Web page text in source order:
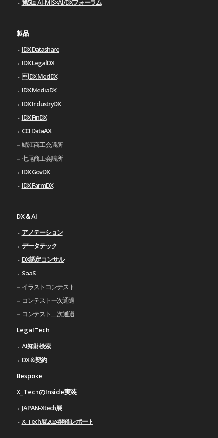
第5回 AI-MIS×AI/DXフォーラム
製品
IDX Datashare
IDX LegalDX
IDX MedDX
IDX MediaDX
IDX IndustryDX
IDX FinDX
CCI DataAX
鯖江商工会議所
七尾商工会議所
IDX GovDX
IDX FarmDX
DX＆AI
アノテーション
データテック
DX認定コンサル
SaaS
イラストコンテスト
コンテスト一次通過
コンテスト二次通過
LegalTech
AI知財検索
DX＆契約
Bespoke
X_TechのInside実装
JAPAN-Xtech展
X-Tech展2024開催レポート